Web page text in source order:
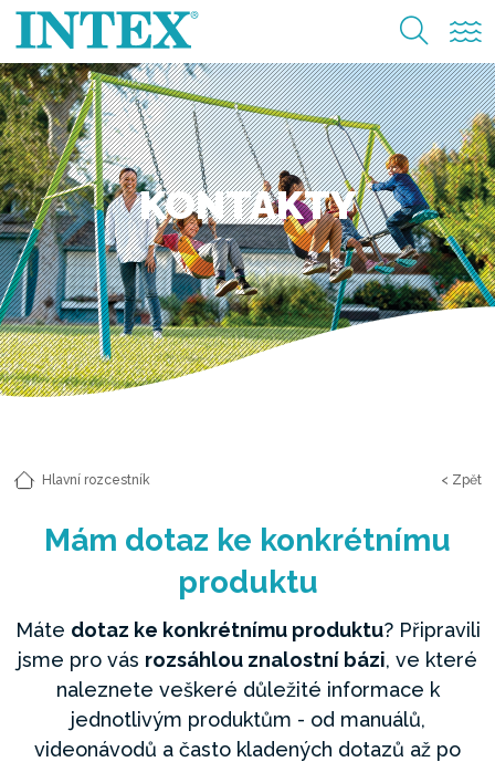
KONTAKTY
Hlavní rozcestník < Zpět
Mám dotaz ke konkrétnímu
produktu
Máte dotaz ke konkrétnímu produktu? Připravili
jsme pro vás rozsáhlou znalostní bázi, ve které
naleznete veškeré důležité informace k
jednotlivým produktům - od manuálů,
videonávodů a často kladených dotazů až po